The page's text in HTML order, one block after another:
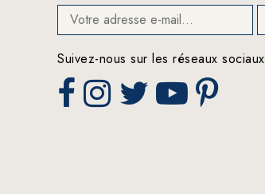
Suivez-nous sur les réseaux sociaux